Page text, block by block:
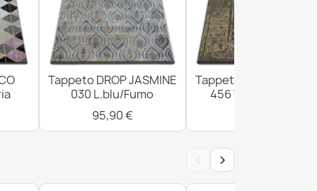
Tappeto DROP JASMINE
030 L.blu/Fumo
95,90 €
Tappeto DROP
456 Vizon/D.beige
‹ ›